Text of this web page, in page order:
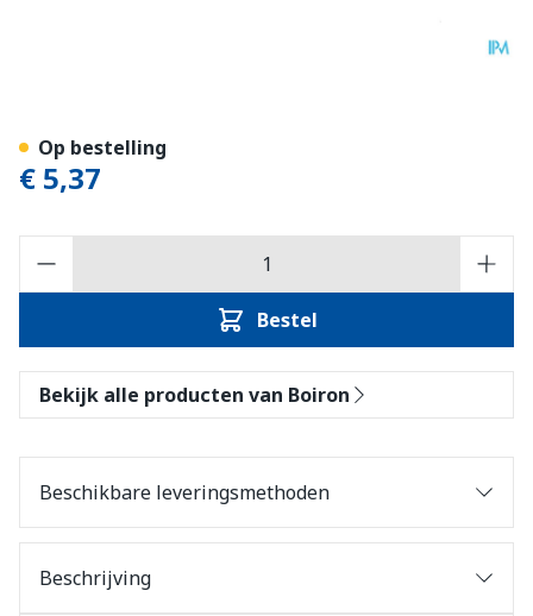
€ 5,37
Bestel
Op bestelling
Bekijk alle producten van Boiron
Beschikbare leveringsmethoden
Beschrijving